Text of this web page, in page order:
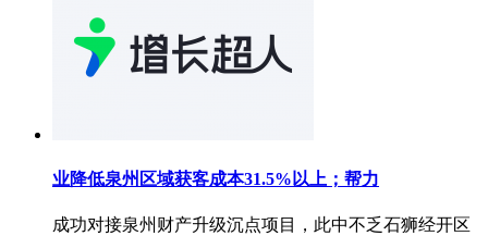
业降低泉州区域获客成本31.5%以上；帮力
成功对接泉州财产升级沉点项目，此中不乏石狮经开区